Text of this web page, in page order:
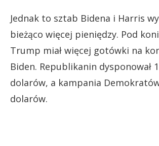
Jednak to sztab Bidena i Harris
bieżąco więcej pieniędzy. Pod
Trump miał więcej gotówki na
Biden. Republikanin dysponował
dolarów, a kampania
dolarów.